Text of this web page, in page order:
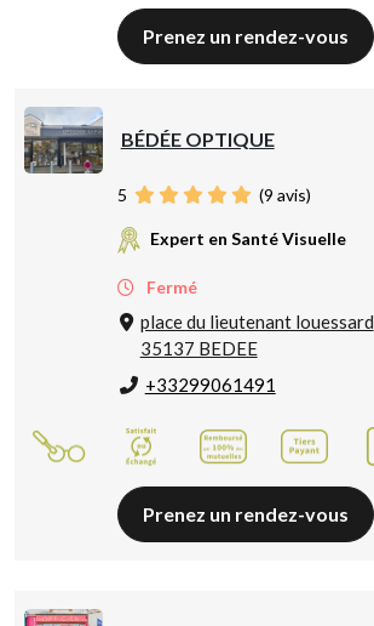
Prenez un rendez-vous
BÉDÉE OPTIQUE
5 (9 avis)
Expert en Santé Visuelle
Fermé
place du lieutenant louessard
35137 BEDEE
+33299061491
Prenez un rendez-vous